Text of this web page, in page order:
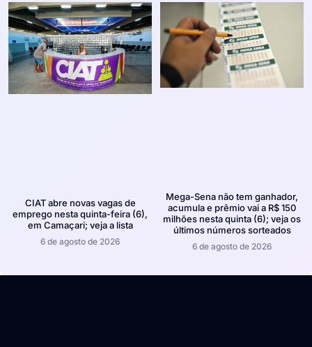
CIAT abre novas vagas de
emprego nesta quinta-feira (6),
em Camaçari; veja a lista
6 de agosto de 2026
Mega-Sena não tem ganhador,
acumula e prêmio vai a R$ 150
milhões nesta quinta (6); veja os
últimos números sorteados
6 de agosto de 2026